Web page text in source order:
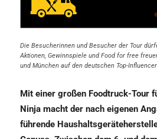
Die Besucherinnen und Besucher der Tour
Aktionen, Gewinnspiele und Food for free
und München auf den deutschen Top-
Mit einer großen Foodtruck-Tour
Ninja macht der nach eigenen
führende